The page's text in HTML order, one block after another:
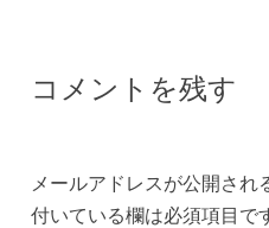
コメントを残す
メールアドレスが公開され
付いている欄は必須項目で